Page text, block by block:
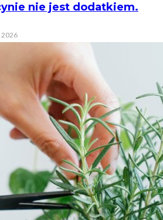
nie jest dodatkiem.
2026